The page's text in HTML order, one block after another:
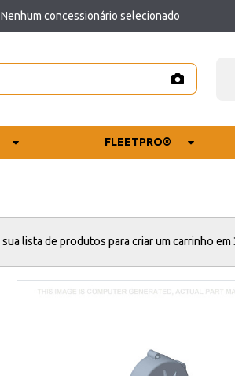
Nenhum concessionário selecionado
FLEETPRO®
sua lista de produtos para criar um carrinho em